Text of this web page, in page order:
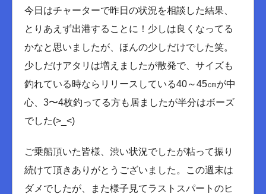
今日はチャーターで昨日の状況を相談した結果、
とりあえず出港することに！少しは良くなってる
かなと思いましたが、ほんの少しだけでした笑。
少しだけアタリは増えましたが散発で、サイズも
釣れている時ならリリースしている40～45㎝が中
心、3〜4枚釣ってる方も居ましたが半分はボーズ
でした(>_<)
ご乗船頂いた皆様、渋い状況でしたが粘って振り
続けて頂きありがとうございました。この週末は
ダメでしたが、また様子見てラストスパートのヒ